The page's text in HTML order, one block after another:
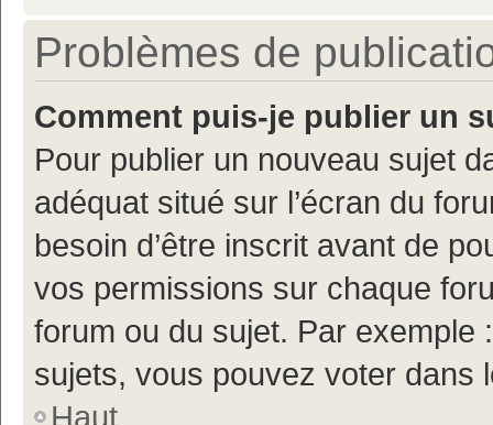
Problèmes de
Comment puis-je publier un
Pour publier un nouveau sujet
adéquat situé sur l’écran du
besoin d’être inscrit avant de
vos permissions sur chaque
forum ou du sujet. Par
sujets, vous pouvez voter dans
Haut